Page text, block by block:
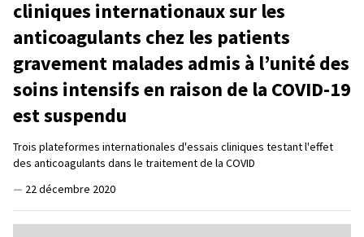
cliniques internationaux sur les
anticoagulants chez les patients
gravement malades admis à l’unité des
soins intensifs en raison de la COVID-19
est suspendu
Trois plateformes internationales d'essais cliniques testant l'effet
des anticoagulants dans le traitement de la COVID
— 22 décembre 2020